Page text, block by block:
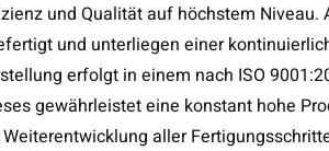
und Qualität auf höchstem Niveau.
und unterliegen einer
erfolgt in einem nach ISO
gewährleistet eine konstant hohe
aller